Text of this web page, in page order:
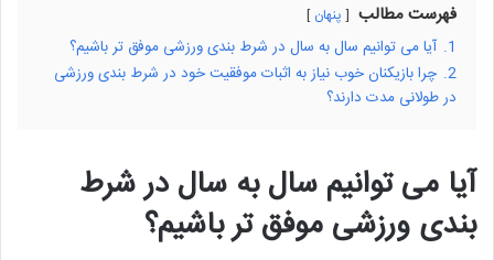
فهرست مطالب پنهان
1. آیا می توانیم سال به سال در شرط بندی ورزشی موفق تر باشیم؟
2. چرا بازیکنان خوب نیاز به اثبات موفقیت خود در شرط بندی ورزشی
در طولانی مدت دارند؟
آیا می توانیم سال به سال در شرط
بندی ورزشی موفق تر باشیم؟